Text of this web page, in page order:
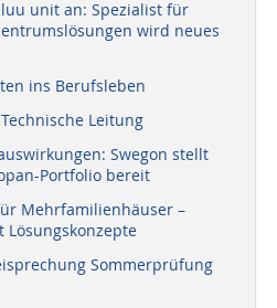
unit an: Spezialist für
wird neues
ins Berufsleben
Leitung
Swegon stellt
Portfolio bereit
Mehrfamilienhäuser –
Lösungskonzepte
Sommerprüfung